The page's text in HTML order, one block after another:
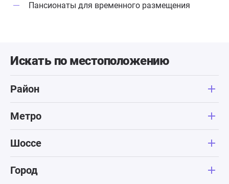
Пансионаты для временного размещения
Искать по местоположению
Район
Метро
Шоссе
Город